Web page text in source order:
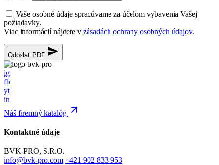
Vaše osobné údaje spracúvame za účelom vybavenia Vašej
požiadavky.
Viac informácií nájdete v zásadách ochrany osobných údajov.
Odoslať PDF
ig
fb
yt
in
Náš firemný katalóg
Kontaktné údaje
BVK-PRO, S.R.O.
info@bvk-pro.com +421 902 833 953